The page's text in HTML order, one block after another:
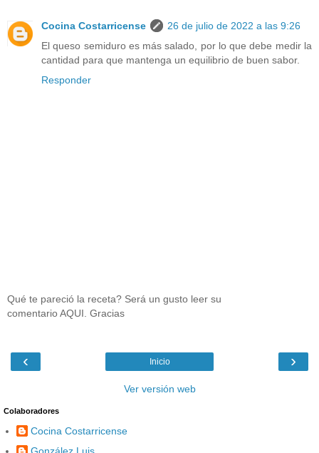
Cocina Costarricense
26 de julio de 2022 a las 9:26
El queso semiduro es más salado, por lo que debe medir la
cantidad para que mantenga un equilibrio de buen sabor.
Responder
Qué te pareció la receta? Será un gusto leer su
comentario AQUI. Gracias
‹ ›
Inicio
Ver versión web
Colaboradores
Cocina Costarricense
González Luis